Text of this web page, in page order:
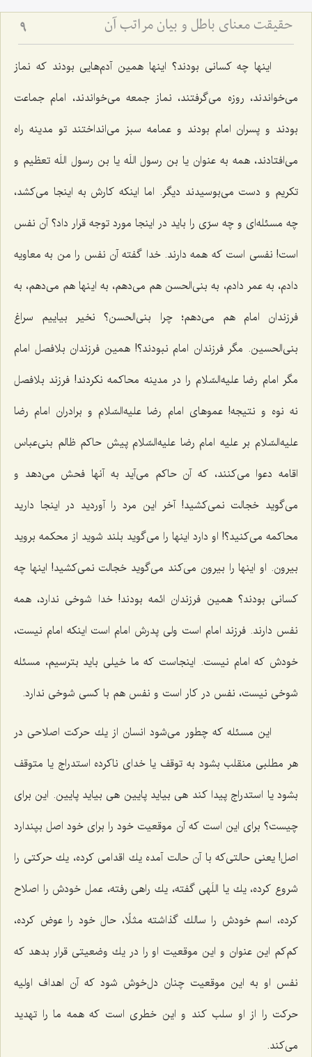
حقیقت معنای باطل و بیان مراتب آن 9
اینها چه كسانی بودند؟ اینها همین آدم‌هایی بودند كه نماز
می‌خواندند، روزه می‌گرفتند، نماز جمعه می‌خواندند، امام جماعت
بودند و پسران امام بودند و عمامه سبز می‌انداختند تو مدینه راه
می‌افتادند، همه به عنوان یا بن رسول اللَه یا بن رسول اللَه تعظیم و
تكریم و دست می‌بوسیدند دیگر. اما اینكه كارش به اینجا می‌كشد،
چه مسئله‌ای و چه سرّی را باید در اینجا مورد توجه قرار داد؟ آن نفس
است! نفسی است كه همه دارند. خدا گفته آن نفس را من به معاویه
دادم، به عمر دادم، به بنی‌الحسن هم می‌دهم، به اینها هم می‌دهم، به
فرزندان امام هم می‌دهم؛ چرا بنی‌الحسن؟ نخیر بیاییم سراغ
بنی‌الحسین. مگر فرزندان امام نبودند؟! همین فرزندان بلافصل امام
مگر امام رضا علیه‌السّلام را در مدینه محاكمه نكردند! فرزند بلافصل
نه نوه و نتیجه! عموهای امام رضا علیه‌السّلام و برادران امام رضا
علیه‌السّلام بر علیه امام رضا علیه‌السّلام پیش حاكم ظالم بنی‌عباس
اقامه دعوا می‌كنند، كه آن حاكم می‌آید به آنها فحش می‌دهد و
می‌گوید خجالت نمی‌كشید! آخر این مرد را آوردید در اینجا دارید
محاكمه می‌كنید؟! او دارد اینها را می‌گوید بلند شوید از محكمه بروید
بیرون. او اینها را بیرون می‌كند می‌گوید خجالت نمی‌كشید! اینها چه
كسانی بودند؟ همین فرزندان ائمه بودند! خدا شوخی ندارد، همه
نفس دارند. فرزند امام است ولی پدرش امام است اینكه امام نیست،
خودش كه امام نیست. اینجاست كه ما خیلی باید بترسیم، مسئله
شوخی نیست، نفس در كار است و نفس هم با كسی شوخی ندارد.
این مسئله كه چطور می‌شود انسان از یك حركت اصلاحی در
هر مطلبی منقلب بشود به توقف یا خدای ناكرده استدراج یا متوقف
بشود یا استدراج پیدا كند هی بیاید پایین هی بیاید پایین. این برای
چیست؟ برای این است كه آن موقعیت خود را برای خود اصل بپندارد
اصل! یعنی حالتی‌كه با آن حالت آمده یك اقدامی كرده، یك حركتی را
شروع كرده، یك یا اللَهی گفته، یك راهی رفته، عمل خودش را اصلاح
كرده، اسم خودش را سالك گذاشته مثلًا، حال خود را عوض كرده،
كم‌كم این عنوان و این موقعیت او را در یك وضعیتی قرار بدهد كه
نفس او به این موقعیت چنان دل‌خوش شود كه آن اهداف اولیه
حركت را از او سلب كند و این خطری است كه همه ما را تهدید
می‌كند.